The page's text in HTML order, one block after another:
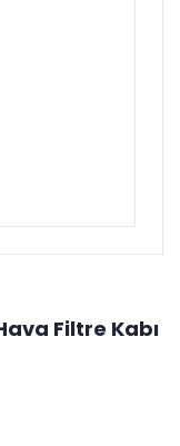
Filtre Kabı